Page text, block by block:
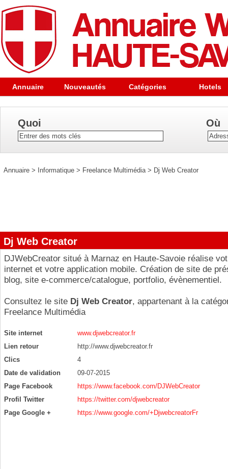
Annuaire Nouveautés Catégories Hotels
Quoi Où
Annuaire > Informatique > Freelance Multimédia> Dj Web Creator
Dj Web Creator
DJWebCreator situé à Marnaz en Haute-Savoie réalise
internet et votre application mobile. Création de site de
blog, site e-commerce/catalogue, portfolio, évènementiel.
Consultez le site Dj Web Creator, appartenant à la
Freelance Multimédia
Site internet
www.djwebcreator.fr
Lien retour
http://www.djwebcreator.fr
Clics
4
Date de validation
09-07-2015
Page Facebook
https://www.facebook.com/DJWebCreator
Profil Twitter
https://twitter.com/djwebcreator
Page Google +
https://www.google.com/+DjwebcreatorFr